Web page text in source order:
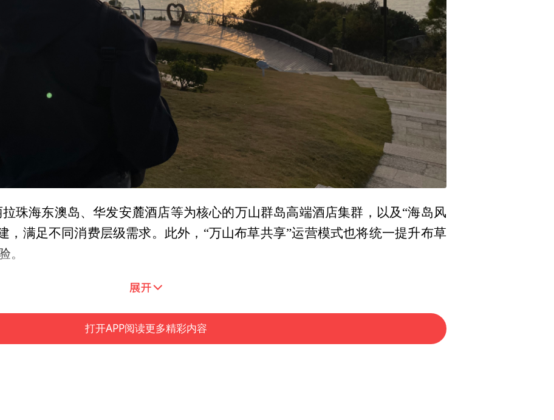
珠海东澳岛、华发安麓酒店等为核心的万山群岛高端酒店集群，以及“海岛风
，满足不同消费层级需求。此外，“万山布草共享”运营模式也将统一提升布草
。
全国首条海岛低空公共物流航线和粤港澳大湾区首条跨城海岛低空航线；现代
全国运动会和消费旺季，万山区还推出限量3000张“惠民畅游套餐卡”，最低
打开APP阅读更多精彩内容